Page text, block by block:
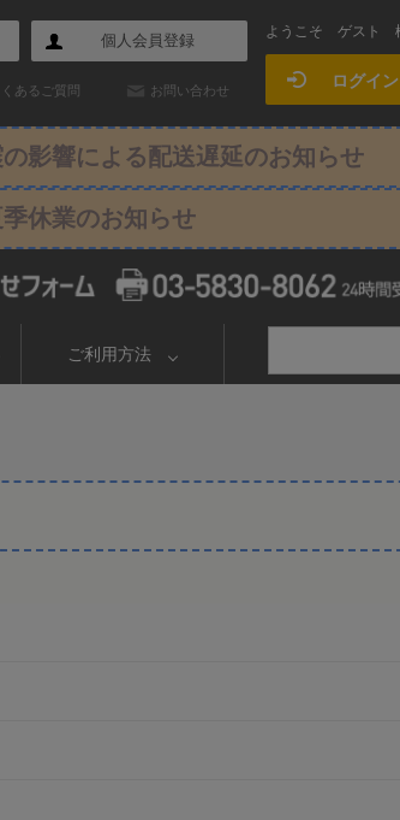
個人会員登録
くあるご質問 お問い合わせ
ようこそ ゲスト
ログイン
の影響による配送遅延のお知らせ
休業のお知らせ
ご利用方法